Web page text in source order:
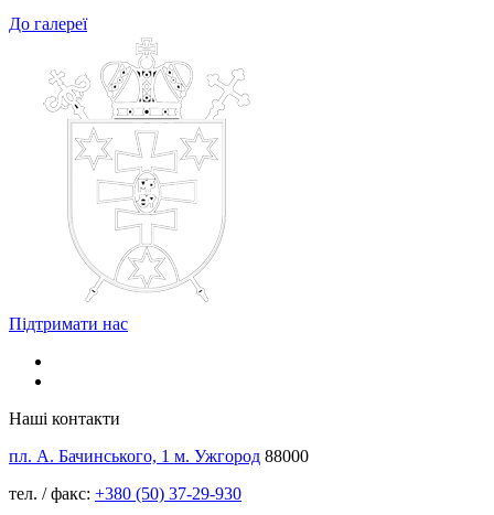
До галереї
Підтримати нас
Наші контакти
пл. А. Бачинського, 1 м. Ужгород 88000
тел. / факс: +380 (50) 37-29-930